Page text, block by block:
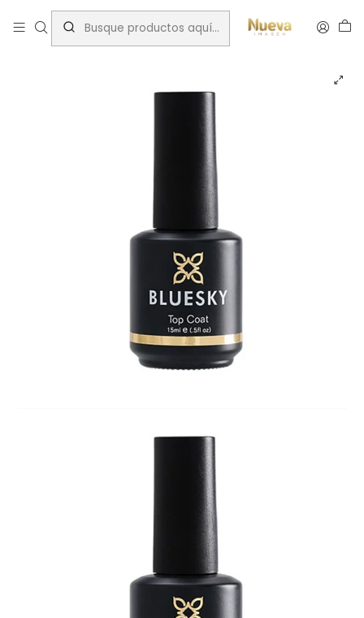
Inicio Preparadores BLUESKY TOP COAT TOP 01P 15ML